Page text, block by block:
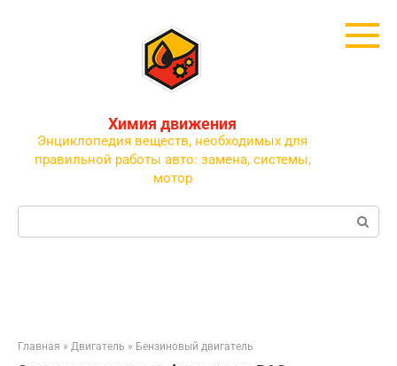
Химия движения
Энциклопедия веществ, необходимых для
правильной работы авто: замена, системы,
мотор
Поиск:
Главная » Двигатель » Бензиновый двигатель